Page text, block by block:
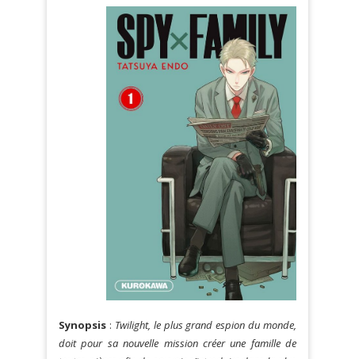
Synopsis : Twilight, le plus grand espion du monde,
doit pour sa nouvelle mission créer une famille de